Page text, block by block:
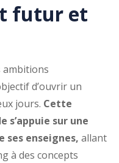
futur et
ambitions
d’ouvrir un
jours. Cette
s’appuie sur une
enseignes, allant
à des concepts